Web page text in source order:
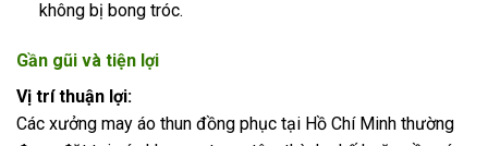
không bị bong tróc.
Gần gũi và tiện lợi
Vị trí thuận lợi:
Các xưởng may áo thun đồng phục tại Hồ Chí Minh thường